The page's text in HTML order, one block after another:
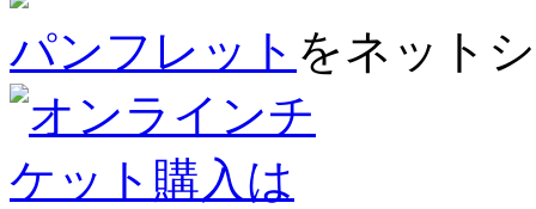
パンフレット をネット